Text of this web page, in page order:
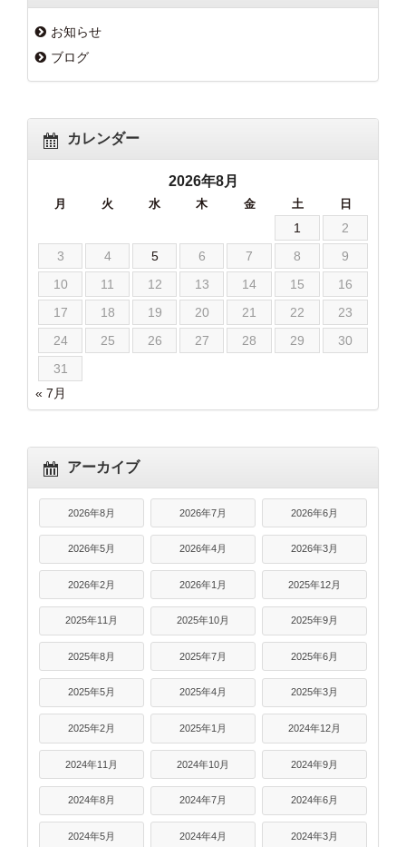
お知らせ
ブログ
カレンダー
2026年8月
月 火 水 木 金 土 日
1
2
3
4 5 6 7 8
9
10
11 12 13 14 15
16
17
18 19 20 21 22
23
24
25 26 27 28 29
30
31
« 7月
アーカイブ
2026年8月 2026年7月 2026年6月
2026年5月 2026年4月 2026年3月
2026年2月 2026年1月 2025年12月
2025年11月 2025年10月 2025年9月
2025年8月 2025年7月 2025年6月
2025年5月 2025年4月 2025年3月
2025年2月 2025年1月 2024年12月
2024年11月 2024年10月 2024年9月
2024年8月 2024年7月 2024年6月
2024年5月 2024年4月 2024年3月